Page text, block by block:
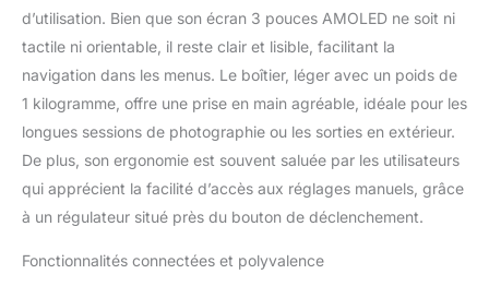
d’utilisation. Bien que son écran 3 pouces AMOLED ne soit ni
tactile ni orientable, il reste clair et lisible, facilitant la
navigation dans les menus. Le boîtier, léger avec un poids de
1 kilogramme, offre une prise en main agréable, idéale pour les
longues sessions de photographie ou les sorties en extérieur.
De plus, son ergonomie est souvent saluée par les utilisateurs
qui apprécient la facilité d’accès aux réglages manuels, grâce
à un régulateur situé près du bouton de déclenchement.
Fonctionnalités connectées et polyvalence